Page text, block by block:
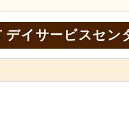
イサービスセン